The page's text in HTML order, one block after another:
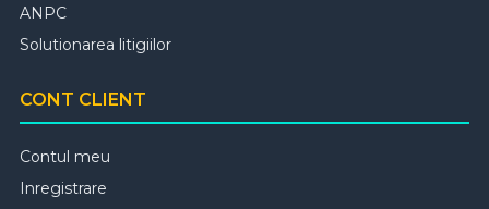
ANPC
Solutionarea litigiilor
CONT CLIENT
Contul meu
Inregistrare